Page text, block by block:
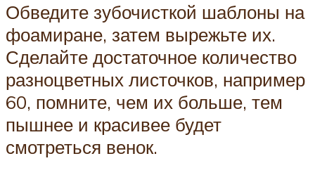
Обведите зубочисткой шаблоны на
фоамиране, затем вырежьте их.
Сделайте достаточное количество
разноцветных листочков, например
60, помните, чем их больше, тем
пышнее и красивее будет
смотреться венок.